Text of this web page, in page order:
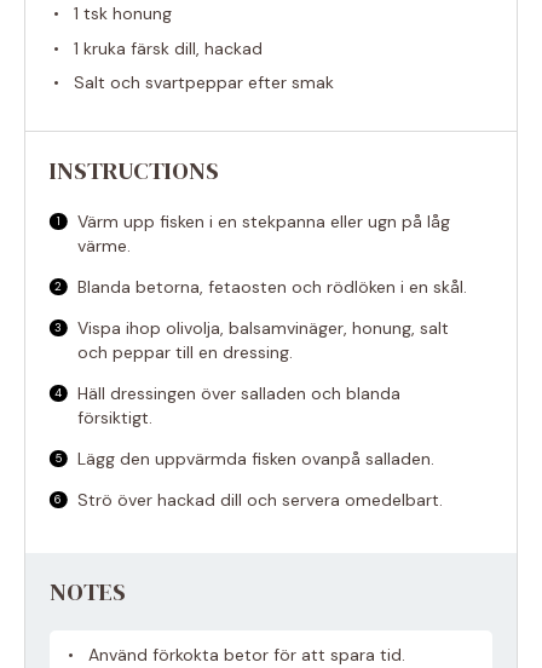
1 tsk honung
1 kruka färsk dill, hackad
Salt och svartpeppar efter smak
INSTRUCTIONS
Värm upp fisken i en stekpanna eller ugn på låg
värme.
Blanda betorna, fetaosten och rödlöken i en skål.
Vispa ihop olivolja, balsamvinäger, honung, salt
och peppar till en dressing.
Häll dressingen över salladen och blanda
försiktigt.
Lägg den uppvärmda fisken ovanpå salladen.
Strö över hackad dill och servera omedelbart.
NOTES
Använd förkokta betor för att spara tid.